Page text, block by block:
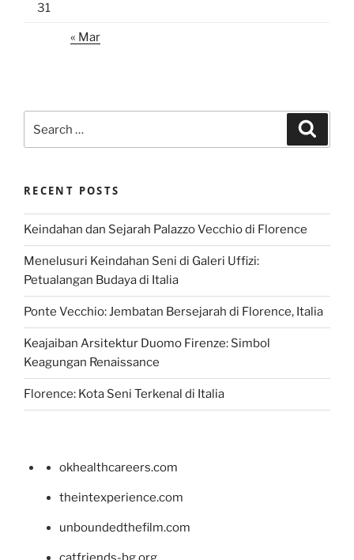
31
« Mar
for:
RECENT POSTS
Keindahan dan Sejarah Palazzo Vecchio di Florence
Menelusuri Keindahan Seni di Galeri Uffizi:
Petualangan Budaya di Italia
Ponte Vecchio: Jembatan Bersejarah di Florence, Italia
Keajaiban Arsitektur Duomo Firenze: Simbol
Keagungan Renaissance
Florence: Kota Seni Terkenal di Italia
okhealthcareers.com
theintexperience.com
unboundedthefilm.com